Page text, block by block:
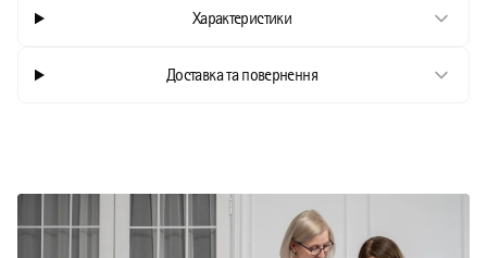
Характеристики
Доставка та повернення